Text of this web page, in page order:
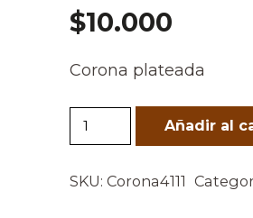
$10.000
Corona plateada
Corona4111
cantidad
Añadir al
SKU: Corona4111